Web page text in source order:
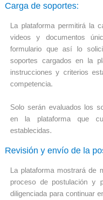
Carga de soportes:
La plataforma permitirá la
videos y documentos
formulario que así lo
soportes cargados en la
instrucciones y criterios
competencia.
Solo serán evaluados los
en la plataforma que
establecidas.
Revisión y envío de la
La plataforma mostrará de
proceso de postulación y
diligenciada para continuar